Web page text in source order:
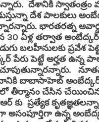
దేశానికి స్వాతంత్రం
దేశ పాలకులు
భారతరత్న
30 ఏళ్ల తర్వాత అంబేద్కర్
బలహీనులకు ప్రవేశ
పేరు పెట్టే అర్హత ఉన్న
చూపుతున్నారన్నారు.
బాబాసాహెబ్ అంబేద్కర్
తీర్మానం చేసిన చేయించిన
కు ప్రత్యేక
అసంపూర్తిగా ఉన్న